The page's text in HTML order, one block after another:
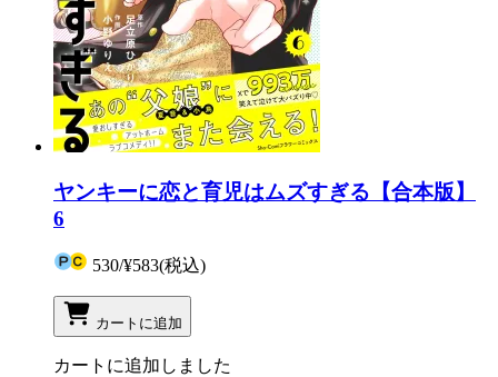
ヤンキーに恋と育児はムズすぎる【合本版】
6
530/¥583(税込)
カートに追加
カートに追加しました